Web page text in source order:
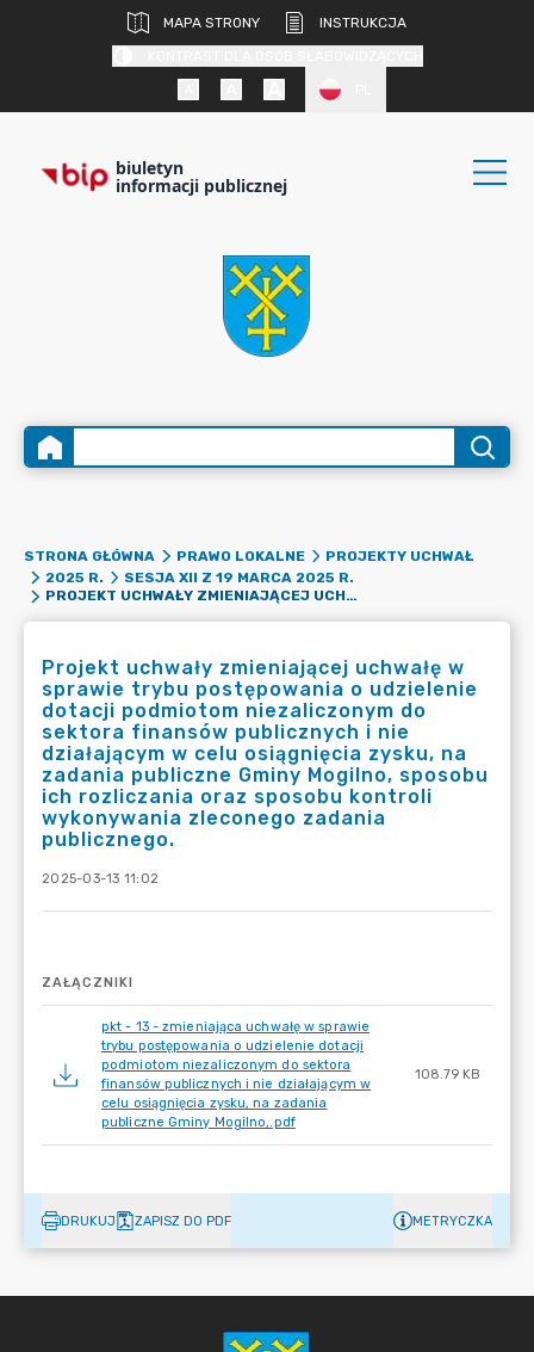
MAPA STRONY
INSTRUKCJA
biuletyn
informacji publicznej
STRONA GŁÓWNA PRAWO LOKALNE
PROJEKTY UCHWAŁ
2025 R.
SESJA XII Z 19 MARCA 2025 R.
PROJEKT UCHWAŁY ZMIENIAJĄCEJ UCHWAŁĘ W SPRAWIE TRYBU POSTĘPOWANIA O UDZIELENIE DOTACJI PODMIOTOM NIEZALICZONYM DO SEKTORA FINANSÓW PUBLICZNYCH I NIE DZIAŁAJĄCYM W CELU OSIĄGNIĘCIA ZYSKU, NA ZADANIA PUBLICZNE GMINY MOGILNO, SPOSOBU ICH ROZLICZANIA ORAZ SPOSOBU KONTROLI WYKONYWANIA ZLECONEGO ZADANIA PUBLICZNEGO.
Projekt uchwały zmieniającej uchwałę w
sprawie trybu postępowania o udzielenie
dotacji podmiotom niezaliczonym do
sektora finansów publicznych i nie
działającym w celu osiągnięcia zysku, na
zadania publiczne Gminy Mogilno, sposobu
ich rozliczania oraz sposobu kontroli
wykonywania zleconego zadania
publicznego.
2025-03-13 11:02
ZAŁĄCZNIKI
pkt - 13 - zmieniająca uchwałę w sprawie
trybu postępowania o udzielenie dotacji
podmiotom niezaliczonym do sektora
finansów publicznych i nie działającym w
celu osiągnięcia zysku, na zadania
publiczne Gminy Mogilno,.pdf
108.79 KB
DRUKUJ ZAPISZ DO PDF METRYCZKA